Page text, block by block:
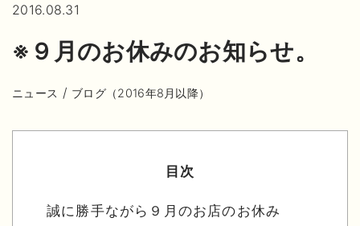
2016.08.31
※９月のお休みのお知らせ。
ニュース / ブログ（2016年8月以降）
目次
誠に勝手ながら９月のお店のお休み